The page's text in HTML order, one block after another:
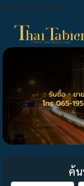
thaitabien.com.har
ค้